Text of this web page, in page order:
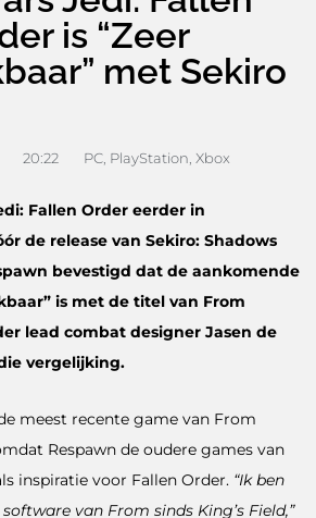
is “Zeer
met Sekiro
20:22 PC PlayStation Xbox
Fallen Order eerder in
de release van Sekiro: Shadows
bevestigd dat de aankomende
is met de titel van From
lead combat designer Jasen de
vergelijking.
meest recente game van From
Respawn de oudere games van
inspiratie voor Fallen Order. “Ik ben
van From sinds King’s Field,”